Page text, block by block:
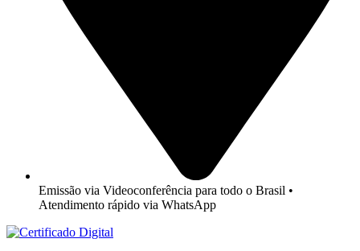
Emissão via Videoconferência para todo o Brasil •
Atendimento rápido via WhatsApp